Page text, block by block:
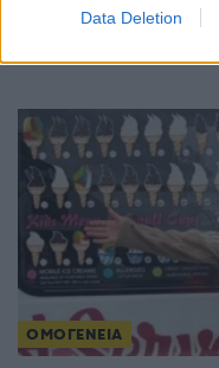
Data Deletion
ΟΜΟΓΕΝΕΙΑ